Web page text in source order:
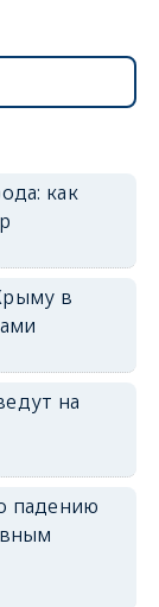
как
в
на
падению